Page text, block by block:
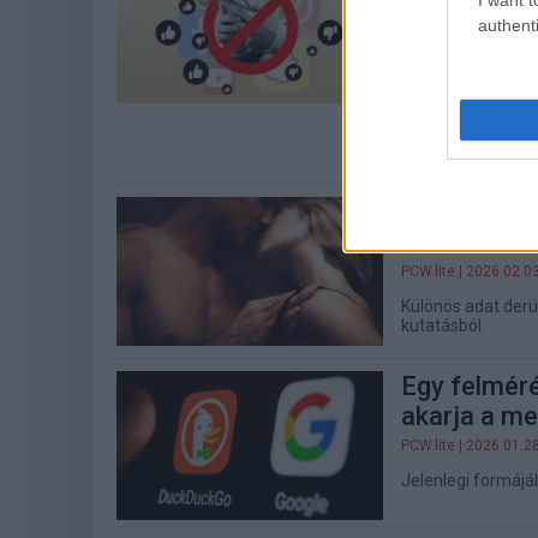
megoldás?
hogy tiltsák meg
Bemutatjuk a
A Z
PCW.lite |
Különös adat
kutatásból.
Egy
akarja a
PCW.lite |
Jelenlegi